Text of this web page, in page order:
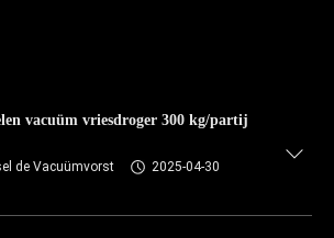
vacuüm vriesdroger 300 kg/partij
de Vacuümvorst
2025-04-30